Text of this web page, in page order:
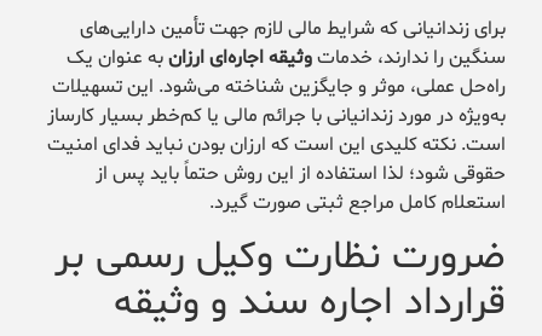
برای زندانیانی که شرایط مالی لازم جهت تأمین دارایی‌های
سنگین را ندارند، خدماتوثیقه اجاره‌ای ارزانبه عنوان یک
راه‌حل عملی، موثر و جایگزین شناخته می‌شود. این تسهیلات
به‌ویژه در مورد زندانیانی با جرائم مالی یا کم‌خطر بسیار کارساز
است. نکته کلیدی این است که ارزان بودن نباید فدای امنیت
حقوقی شود؛ لذا استفاده از این روش حتماً باید پس از
استعلام کامل مراجع ثبتی صورت گیرد.
ضرورت نظارت وکیل رسمی بر
قرارداد اجاره سند و وثیقه